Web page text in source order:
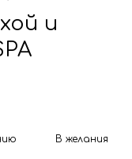
и
В желания